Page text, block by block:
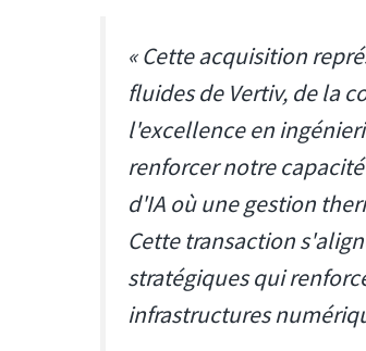
« Cette acquisition
fluides de Vertiv, de la
l'excellence en
renforcer notre
d'IA où une gestion
Cette transaction
stratégiques qui
infrastructures